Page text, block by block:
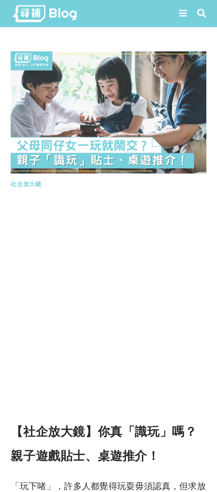
content
社企放大鏡
【社企放大鏡】你真「識玩」嗎？
親子遊戲貼士、桌遊推介！
「玩下啫」，許多人都覺得玩耍毋須認真，但求放